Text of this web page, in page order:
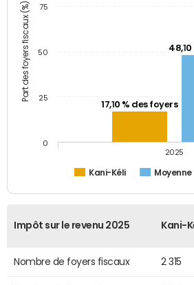
Part des foyers fiscaux (%)
17,10 % des foyers
Kani-Kéli
2025
0
25
50
75
Impôt sur le revenu 2025 Kani-
Nombre de foyers fiscaux 2 315